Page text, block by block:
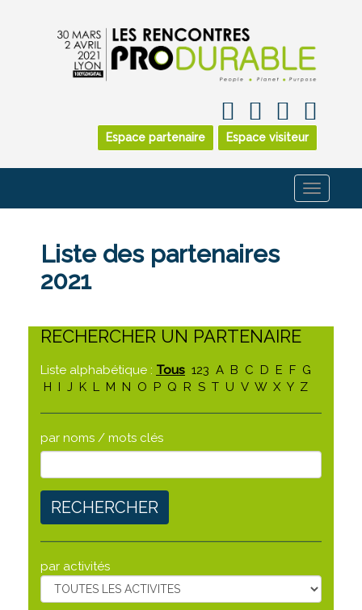
Espace partenaire Espace visiteur
Toggle
Liste des partenaires
2021
RECHERCHER UN PARTENAIRE
Liste alphabétique : Tous 123 A B C D E F G
H
J K L M N O P Q R S T U V W X Y Z
par noms / mots clés
RECHERCHER
par activités